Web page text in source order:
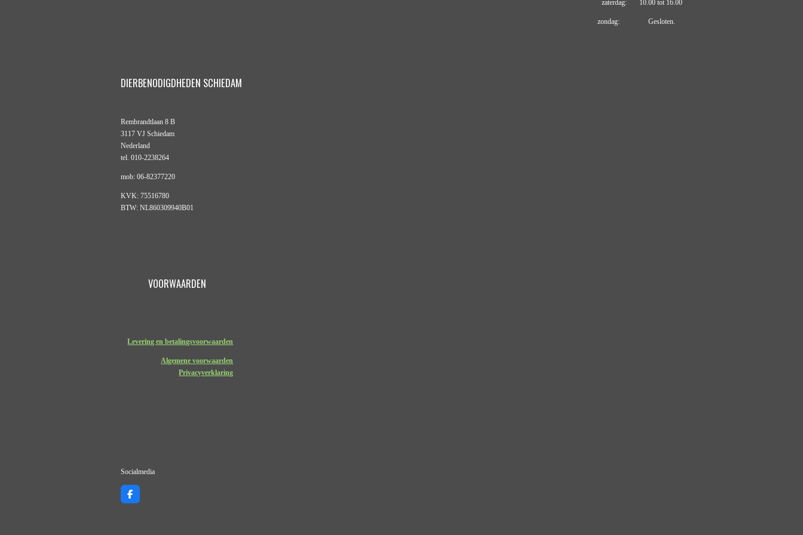
zaterdag: 10.00 tot 16.00
zondag: Gesloten.
DIERBENODIGDHEDEN SCHIEDAM
Rembrandtlaan 8 B
3117 VJ Schiedam
Nederland
tel. 010-2238264
mob: 06-82377220
KVK: 75516780
BTW: NL860309940B01
VOORWAARDEN
Levering en betalingsvoorwaarden
Algemene voorwaarden
Privacyverklaring
Socialmedia
F
a